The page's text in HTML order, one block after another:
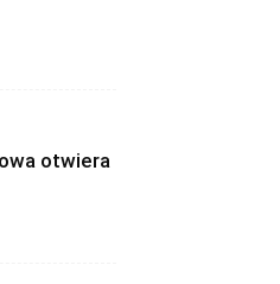
otwiera